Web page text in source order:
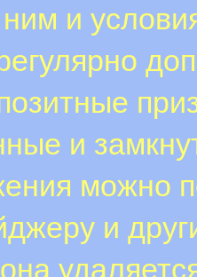
и
и
можно
и